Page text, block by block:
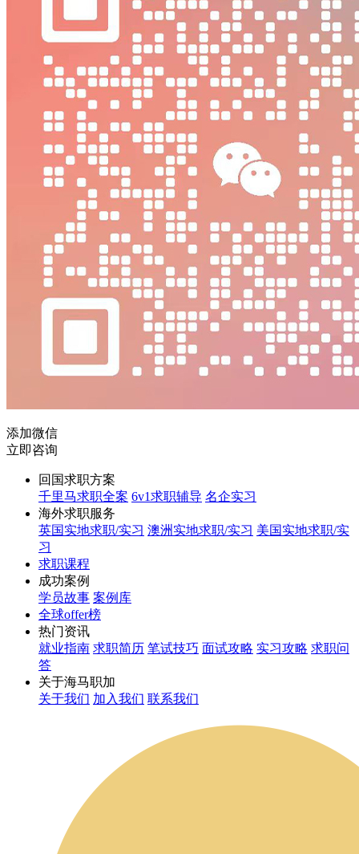
添加微信
立即咨询
回国求职方案
千里马求职全案 6v1求职辅导 名企实习
海外求职服务
英国实地求职/实习 澳洲实地求职/实习 美国实地求职/实
习
求职课程
成功案例
学员故事 案例库
全球offer榜
热门资讯
就业指南 求职简历 笔试技巧 面试攻略 实习攻略 求职问
答
关于海马职加
关于我们 加入我们 联系我们